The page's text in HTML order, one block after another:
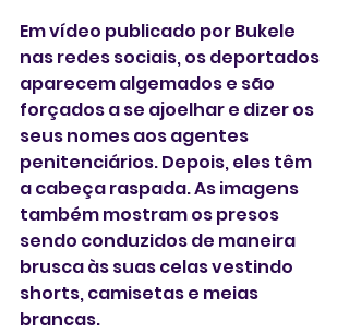
Em vídeo publicado por Bukele
nas redes sociais, os deportados
aparecem algemados e são
forçados a se ajoelhar e dizer os
seus nomes aos agentes
penitenciários. Depois, eles têm
a cabeça raspada. As imagens
também mostram os presos
sendo conduzidos de maneira
brusca às suas celas vestindo
shorts, camisetas e meias
brancas.